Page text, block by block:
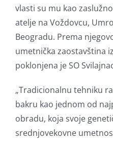
vlasti su mu kao
atelje na Voždovcu,
Beogradu. Prema
umetnička zaostavština
poklonjena je SO
„Tradicionalnu tehniku
bakru kao jednom od
obradu, koja svoje
srednjovekovne